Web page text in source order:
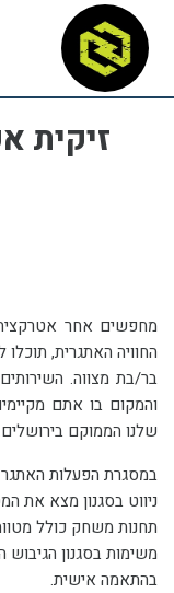
זיקית
והמקום בו אתם
שלנו הממוקם בירושלים.
במסגרת הפעלות
בהתאמה אישית.